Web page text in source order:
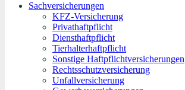
Sachversicherungen
KFZ-Versicherung
Privathaftpflicht
Diensthaftpflicht
Tierhalterhaftpflicht
Sonstige Haftpflichtversicherungen
Rechtsschutzversicherung
Unfallversicherung